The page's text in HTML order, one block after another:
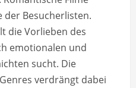
der Besucherlisten.
die Vorlieben des
emotionalen und
sucht. Die
verdrängt dabei